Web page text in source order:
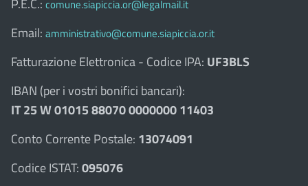
comune.siapiccia.or@legalmail.it
Email: amministrativo@comune.siapiccia.or.it
Fatturazione Elettronica - Codice IPA: UF3BLS
IBAN (per i vostri bonifici bancari):
IT 25 W 01015 88070 0000000 11403
Conto Corrente Postale: 13074091
Codice ISTAT:095076